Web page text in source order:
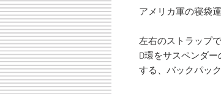
アメリカ軍の寝袋
左右のストラップ
D環をサスペンダ
する、バックパッ